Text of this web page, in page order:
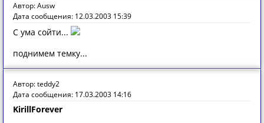
Автор: Ausw
Дата сообщения: 12.03.2003 15:39
С ума сойти...
поднимем темку...
Автор: teddy2
Дата сообщения: 17.03.2003 14:16
KirillForever